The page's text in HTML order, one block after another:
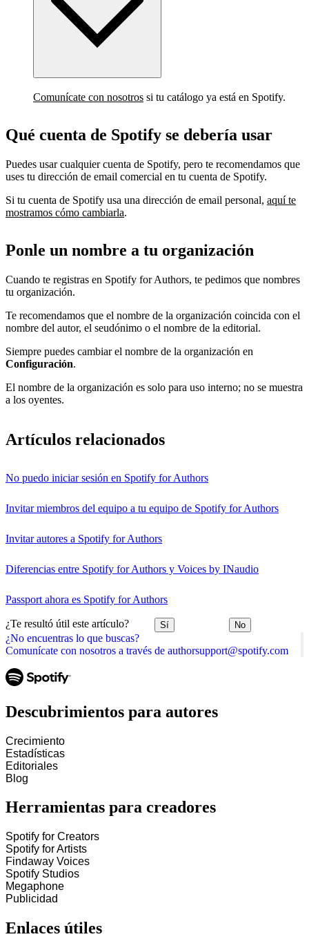
¿No encuentras lo que buscas?
Comunícate con nosotros a través de authorsupport@spotify.com
Comunícate con nosotros si tu catálogo ya está en Spotify.
Qué cuenta de Spotify se debería usar
Puedes usar cualquier cuenta de Spotify, pero te recomendamos que
uses tu dirección de email comercial en tu cuenta de Spotify.
Si tu cuenta de Spotify usa una dirección de email personal, aquí te
mostramos cómo cambiarla.
Ponle un nombre a tu organización
Cuando te registras en Spotify for Authors, te pedimos que nombres
tu organización.
Te recomendamos que el nombre de la organización coincida con el
nombre del autor, el seudónimo o el nombre de la editorial.
Siempre puedes cambiar el nombre de la organización en
Configuración.
El nombre de la organización es solo para uso interno; no se muestra
a los oyentes.
Artículos relacionados
No puedo iniciar sesión en Spotify for Authors
Invitar miembros del equipo a tu equipo de Spotify for Authors
Invitar autores a Spotify for Authors
Diferencias entre Spotify for Authors y Voices by INaudio
Passport ahora es Spotify for Authors
¿Te resultó útil este artículo? Sí No
Descubrimientos para autores
Crecimiento
Estadísticas
Editoriales
Blog
Herramientas para creadores
Spotify for Creators
Spotify for Artists
Findaway Voices
Spotify Studios
Megaphone
Publicidad
Enlaces útiles